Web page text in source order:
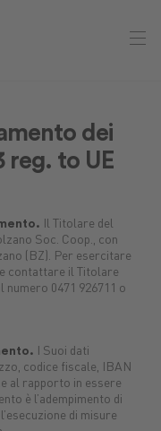
dei
reg. to UE
Il Titolare del
Soc. Coop., con
(BZ). Per esercitare
contattare il Titolare
0471 926711 o
I Suoi dati
codice fiscale, IBAN
al rapporto in essere
è l’adempimento di
di misure